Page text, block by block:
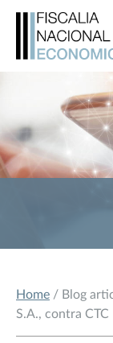
Home / Blog
S.A., contra CTC